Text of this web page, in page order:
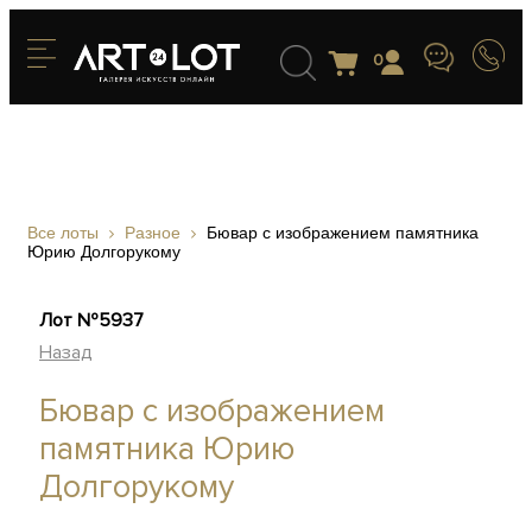
0
Все лоты Разное
Бювар с изображением памятника
Юрию Долгорукому
Лот №5937
Назад
Бювар с изображением
памятника Юрию
Долгорукому